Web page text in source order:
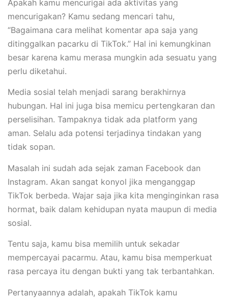
Apakah kamu mencurigai ada aktivitas yang
mencurigakan? Kamu sedang mencari tahu,
“Bagaimana cara melihat komentar apa saja yang
ditinggalkan pacarku di TikTok.” Hal ini kemungkinan
besar karena kamu merasa mungkin ada sesuatu yang
perlu diketahui.
Media sosial telah menjadi sarang berakhirnya
hubungan. Hal ini juga bisa memicu pertengkaran dan
perselisihan. Tampaknya tidak ada platform yang
aman. Selalu ada potensi terjadinya tindakan yang
tidak sopan.
Masalah ini sudah ada sejak zaman Facebook dan
Instagram. Akan sangat konyol jika menganggap
TikTok berbeda. Wajar saja jika kita menginginkan rasa
hormat, baik dalam kehidupan nyata maupun di media
sosial.
Tentu saja, kamu bisa memilih untuk sekadar
mempercayai pacarmu. Atau, kamu bisa memperkuat
rasa percaya itu dengan bukti yang tak terbantahkan.
Pertanyaannya adalah, apakah TikTok kamu